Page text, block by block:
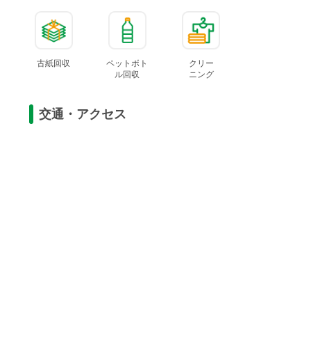
古紙回収
ペットボト
ル回収
クリー
ニング
交通・アクセス